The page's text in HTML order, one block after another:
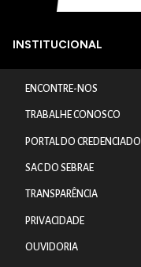
INSTITUCIONAL
ENCONTRE-NOS
TRABALHE CONOSCO
PORTAL DO CREDENCIADO
SAC DO SEBRAE
TRANSPARÊNCIA
PRIVACIDADE
OUVIDORIA